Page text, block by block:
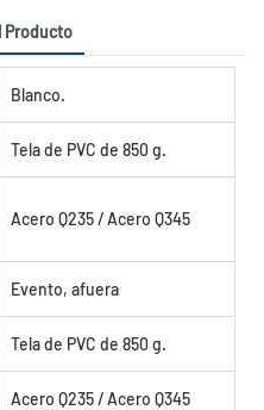
Producto
Blanco.
Tela de PVC de 850 g.
Acero Q235 / Acero Q345
Evento, afuera
Tela de PVC de 850 g.
Acero Q235 / Acero Q345